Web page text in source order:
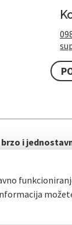
brzo i